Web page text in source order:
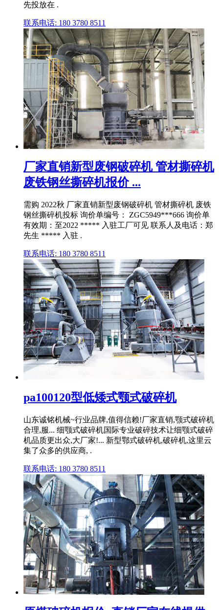
先投放在 .
联系电话: 180 3780 8511
厂家直销新型废钢破碎机 管材撕碎机
废铁钢丝撕碎机报价 ...
需购 2022秋 厂家直销新型废钢破碎机 管材撕碎机 废铁
钢丝撕碎机投标 询价单编号： ZGC5949***666 询价单
有效期：至2022 ***** 入驻工厂可见 联系人及电话：郑
先生 ***** 入驻 .
联系电话: 180 3780 8511
pa100120型低矮式颚式破碎机
山东诚铭机械~行业品牌,值得信赖!厂家直销,颚式破碎机
合理,服... 细颚式破碎机国际专业破碎技术让细颚式破碎
机品质更出众,大厂家!... 新型鄂式破碎机,破碎机,这里云
集了众多的供应商, .
联系电话: 180 3780 8511